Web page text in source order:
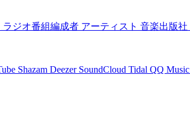
ラジオ番組編成者 アーティスト 音楽出版社
Shazam Deezer SoundCloud Tidal QQ Music